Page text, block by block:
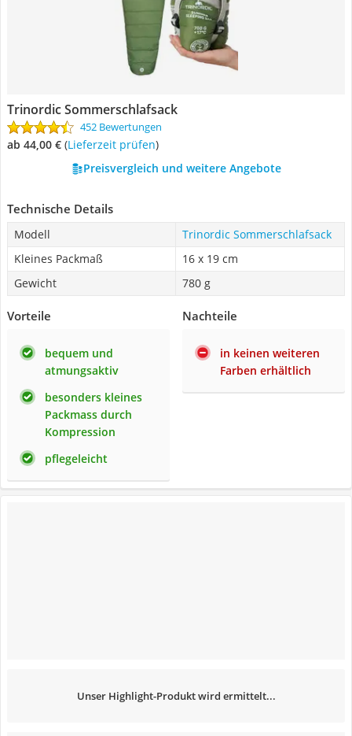
Trinordic Sommerschlafsack
452 Bewertungen
ab 44,00 € (Lieferzeit prüfen)
Preisvergleich und weitere Angebote
Technische Details
Modell
Trinordic Sommerschlafsack
Kleines Packmaß
16 x 19 cm
Gewicht
780 g
Vorteile
bequem und
atmungsaktiv
besonders kleines
Packmass durch
Kompression
pflegeleicht
Nachteile
in keinen weiteren
Farben erhältlich
Unser Highlight-Produkt wird ermittelt...